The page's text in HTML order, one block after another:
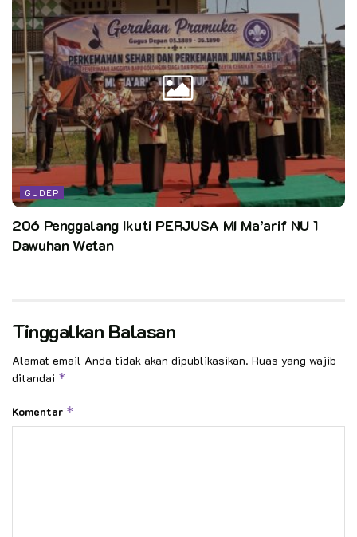
GUDEP
206 Penggalang Ikuti PERJUSA MI Ma’arif NU 1
Dawuhan Wetan
Tinggalkan Balasan
Alamat email Anda tidak akan dipublikasikan. Ruas yang wajib
ditandai *
Komentar *